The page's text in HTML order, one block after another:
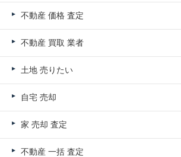
不動産 価格 査定
不動産 買取 業者
土地 売りたい
自宅 売却
家 売却 査定
不動産 一括 査定